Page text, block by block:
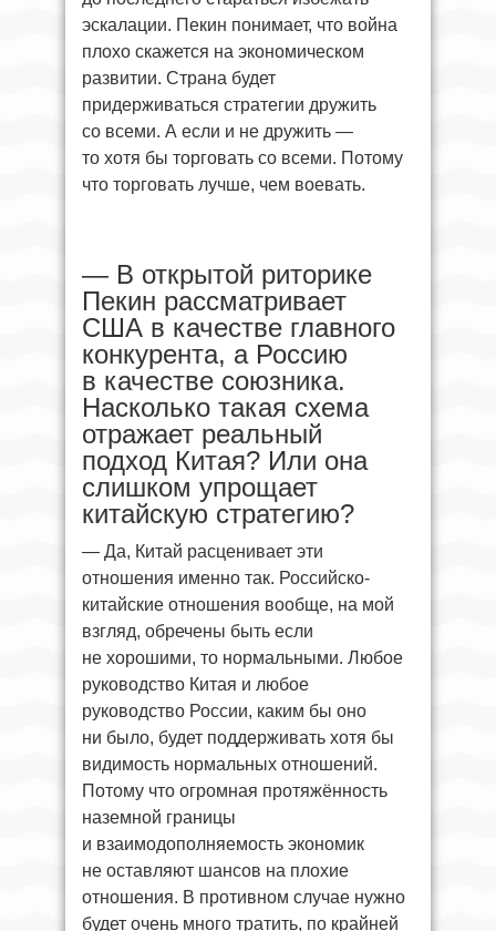
эскалации. Пекин понимает, что война
плохо скажется на экономическом
развитии. Страна будет
придерживаться стратегии дружить
со всеми. А если и не дружить —
то хотя бы торговать со всеми. Потому
что торговать лучше, чем воевать.
— В открытой риторике
Пекин рассматривает
США в качестве главного
конкурента, а Россию
в качестве союзника.
Насколько такая схема
отражает реальный
подход Китая? Или она
слишком упрощает
китайскую стратегию?
— Да, Китай расценивает эти
отношения именно так. Российско-
китайские отношения вообще, на мой
взгляд, обречены быть если
не хорошими, то нормальными. Любое
руководство Китая и любое
руководство России, каким бы оно
ни было, будет поддерживать хотя бы
видимость нормальных отношений.
Потому что огромная протяжённость
наземной границы
и взаимодополняемость экономик
не оставляют шансов на плохие
отношения. В противном случае нужно
будет очень много тратить, по крайней